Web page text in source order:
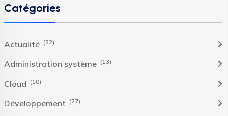
Catégories
Actualité (22)
Administration système (13)
Cloud (10)
Développement (27)